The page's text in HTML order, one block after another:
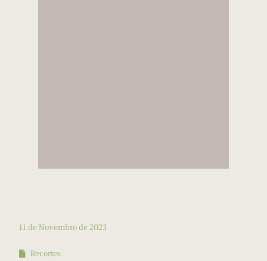
11 de Novembro de 2023
Recortes